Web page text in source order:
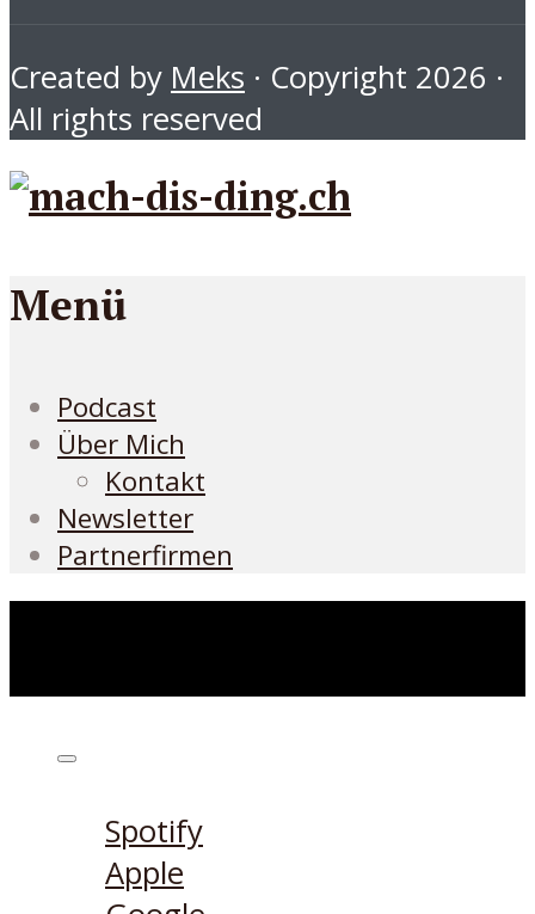
Created by Meks · Copyright 2026 ·
All rights reserved
Menü
Podcast
Über Mich
Kontakt
Newsletter
Partnerfirmen
Spotify
Apple